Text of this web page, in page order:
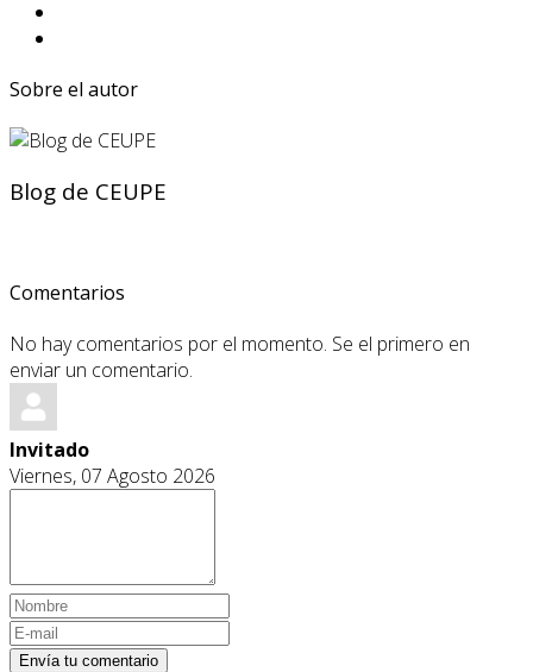
Sobre el autor
Blog de CEUPE
Comentarios
No hay comentarios por el momento. Se el primero en
enviar un comentario.
Invitado
Viernes, 07 Agosto 2026
Envía tu comentario